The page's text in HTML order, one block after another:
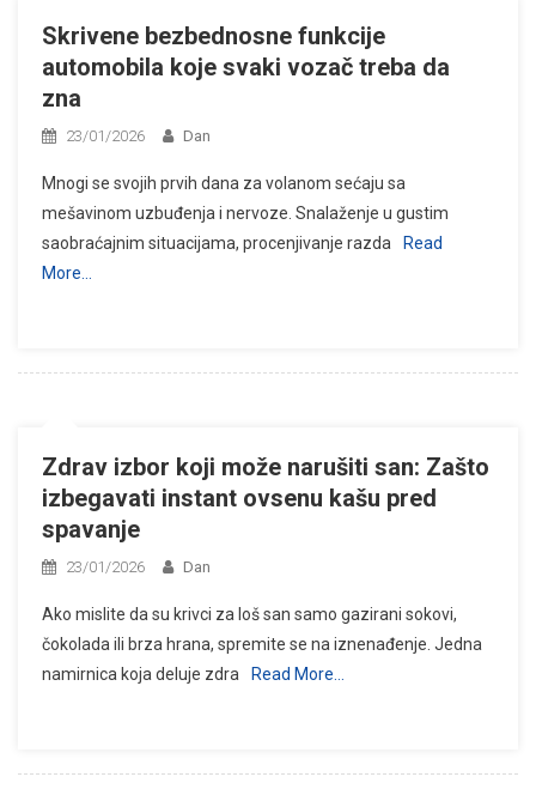
Skrivene bezbednosne funkcije
automobila koje svaki vozač treba da
zna
23/01/2026 Dan
Mnogi se svojih prvih dana za volanom sećaju sa
mešavinom uzbuđenja i nervoze. Snalaženje u gustim
saobraćajnim situacijama, procenjivanje razda
Read
More…
Zdrav izbor koji može narušiti san: Zašto
izbegavati instant ovsenu kašu pred
spavanje
23/01/2026 Dan
Ako mislite da su krivci za loš san samo gazirani sokovi,
čokolada ili brza hrana, spremite se na iznenađenje. Jedna
namirnica koja deluje zdra
Read More…